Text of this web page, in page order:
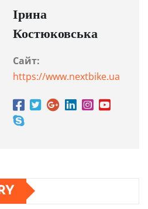
Ірина
Костюковська
Сайт:
https://www.nextbike.ua